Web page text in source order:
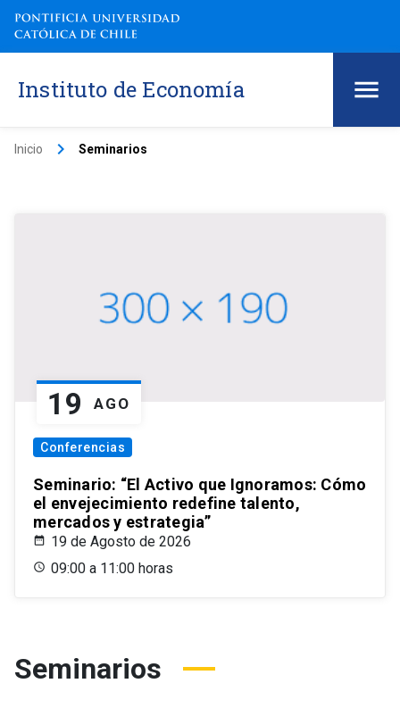
Instituto de Economía
Inicio keyboard_arrow_right Seminarios
19 AGO
Conferencias
Seminario: “El Activo que Ignoramos: Cómo
el envejecimiento redefine talento,
mercados y estrategia”
19 de Agosto de 2026
09:00 a 11:00 horas
Seminarios